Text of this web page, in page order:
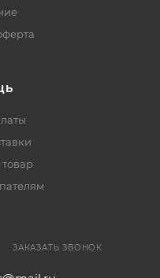
ЗАКАЗАТЬ ЗВОНОК